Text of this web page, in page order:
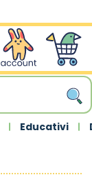
Account Carrello
Educativi